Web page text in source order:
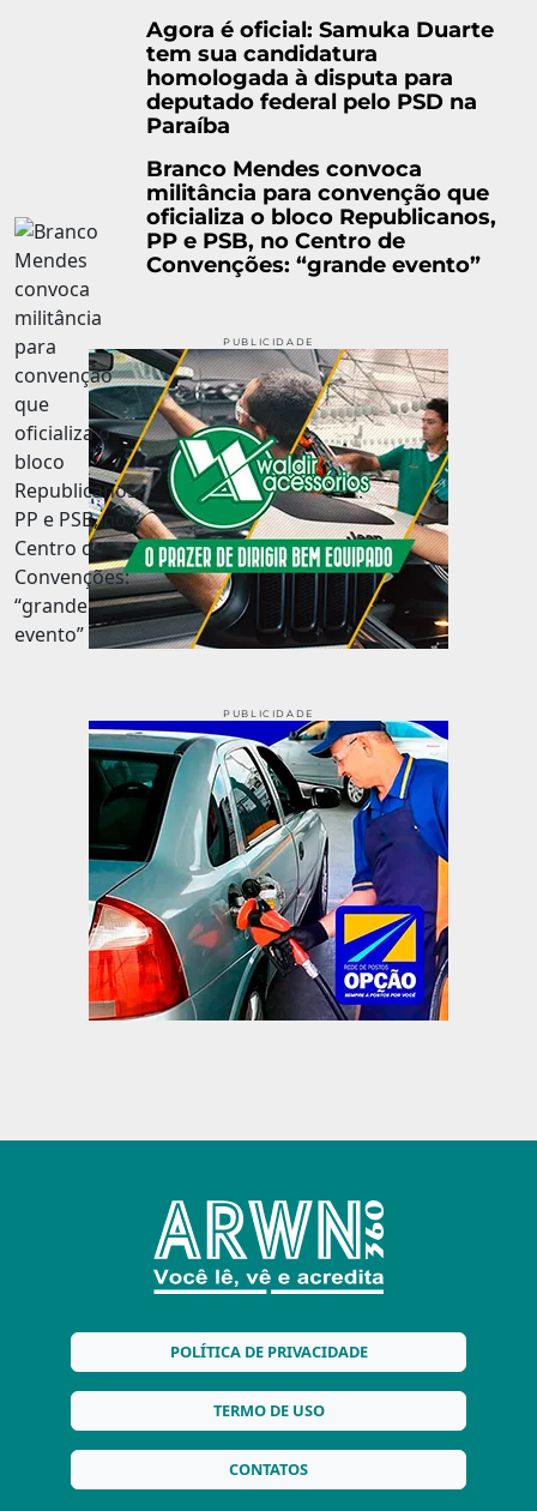
Agora é oficial: Samuka Duarte
tem sua candidatura
homologada à disputa para
deputado federal pelo PSD na
Paraíba
Branco Mendes convoca
militância para convenção que
oficializa o bloco Republicanos,
PP e PSB, no Centro de
Convenções: “grande evento”
PUBLICIDADE
PUBLICIDADE
POLÍTICA DE PRIVACIDADE
TERMO DE USO
CONTATOS